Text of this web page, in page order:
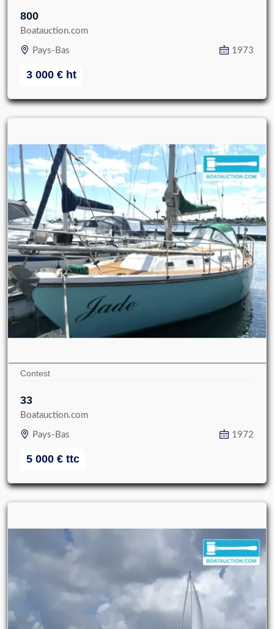
800
Boatauction.com
Pays-Bas 1973
3 000 € ht
Contest
33
Boatauction.com
Pays-Bas 1972
5 000 € ttc